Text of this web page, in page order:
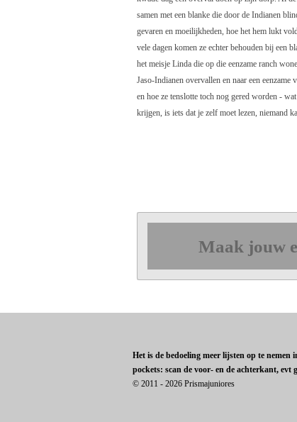
samen met een blanke die door de Indianen
gevaren en moeilijkheden, hoe het hem lukt
vele dagen komen ze echter behouden bij een
het meisje Linda die op die eenzame ranch
Jaso-Indianen overvallen en naar een
en hoe ze tenslotte toch nog gered worden -
krijgen, is iets dat je zelf moet lezen, niemand
Maak jouw
Het is de bedoeling meer lijsten op te nemen
pockets: scan de voor- en de achterkant, evt
© 2011 - 2026 Prismajuniores